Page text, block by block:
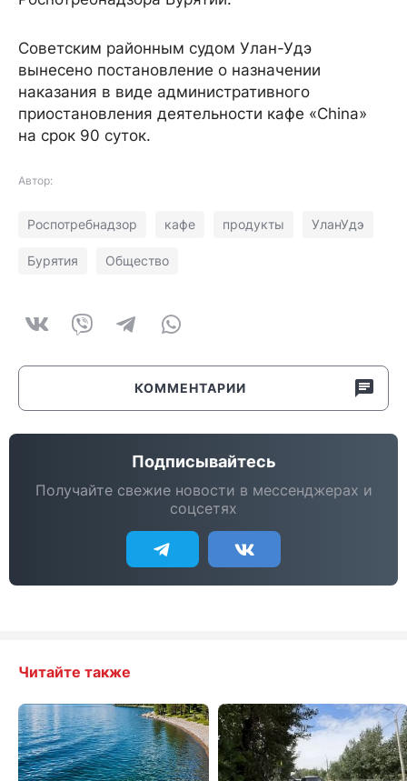
Советским районным судом Улан-Удэ
вынесено постановление о назначении
наказания в виде административного
приостановления деятельности кафе «China»
на срок 90 суток.
Автор:
Роспотребнадзор кафе продукты УланУдэ
Бурятия Общество
КОММЕНТАРИИ
Подписывайтесь
Получайте свежие новости в мессенджерах и
соцсетях
Читайте также